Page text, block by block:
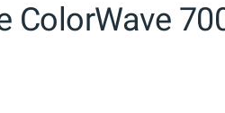
ColorWave